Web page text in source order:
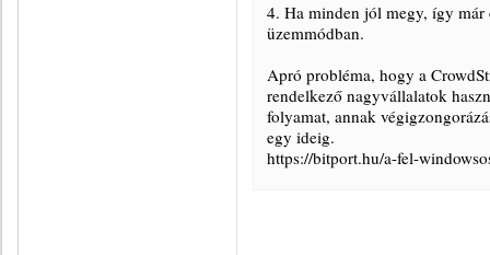
4. Ha minden jól megy, így
üzemmódban.
Apró probléma, hogy a
rendelkező nagyvállalatok
folyamat, annak
egy ideig.
https://bitport.hu/a-fel-